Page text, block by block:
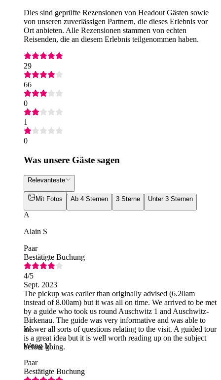
Dies sind geprüfte Rezensionen von Headout Gästen sowie
von unseren zuverlässigen Partnern, die dieses Erlebnis vor
Ort anbieten. Alle Rezensionen stammen von echten
Reisenden, die an diesem Erlebnis teilgenommen haben.
29
66
0
1
0
Was unsere Gäste sagen
Relevanteste
Mit Fotos Ab 4 Sternen 3 Sterne Unter 3 Sternen
A
Alain S
Paar
Bestätigte Buchung
4/5
Sept. 2023
The pickup was earlier than originally advised (6.20am
instead of 8.00am) but it was all on time. We arrived to be met
by a guide who took us round Auschwitz 1 and Auschwitz-
Birkenau. The guide was very informative and was able to
answer all sorts of questions relating to the visit. A guided tour
is a great idea but it is well worth reading up on the subject
before going.
W
Wong M
Paar
Bestätigte Buchung